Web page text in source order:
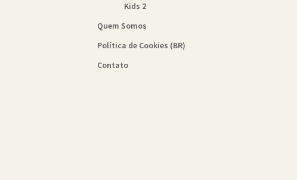
Kids 2
Quem Somos
Política de Cookies (BR)
Contato